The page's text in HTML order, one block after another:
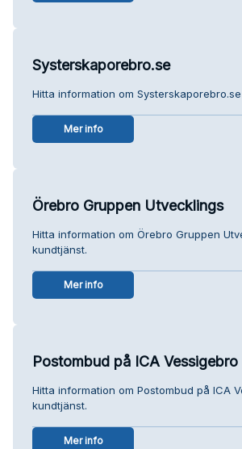
Systerskaporebro.se
Hitta information om
Mer info
Örebro Gruppen Utvecklings
Hitta information om Örebro Gruppen
kundtjänst.
Mer info
Postombud på ICA Vessigebro
Hitta information om Postombud på ICA
kundtjänst.
Mer info